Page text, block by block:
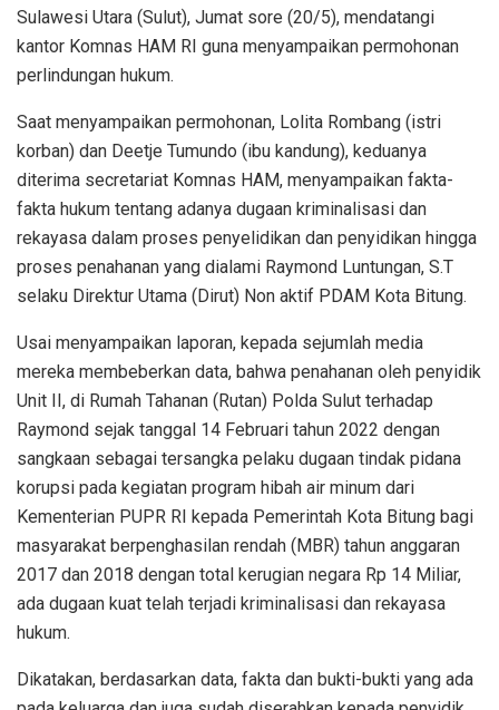
Sulawesi Utara (Sulut), Jumat sore (20/5), mendatangi
kantor Komnas HAM RI guna menyampaikan permohonan
perlindungan hukum.
Saat menyampaikan permohonan, Lolita Rombang (istri
korban) dan Deetje Tumundo (ibu kandung), keduanya
diterima secretariat Komnas HAM, menyampaikan fakta-
fakta hukum tentang adanya dugaan kriminalisasi dan
rekayasa dalam proses penyelidikan dan penyidikan hingga
proses penahanan yang dialami Raymond Luntungan, S.T
selaku Direktur Utama (Dirut) Non aktif PDAM Kota Bitung.
Usai menyampaikan laporan, kepada sejumlah media
mereka membeberkan data, bahwa penahanan oleh penyidik
Unit II, di Rumah Tahanan (Rutan) Polda Sulut terhadap
Raymond sejak tanggal 14 Februari tahun 2022 dengan
sangkaan sebagai tersangka pelaku dugaan tindak pidana
korupsi pada kegiatan program hibah air minum dari
Kementerian PUPR RI kepada Pemerintah Kota Bitung bagi
masyarakat berpenghasilan rendah (MBR) tahun anggaran
2017 dan 2018 dengan total kerugian negara Rp 14 Miliar,
ada dugaan kuat telah terjadi kriminalisasi dan rekayasa
hukum.
Dikatakan, berdasarkan data, fakta dan bukti-bukti yang ada